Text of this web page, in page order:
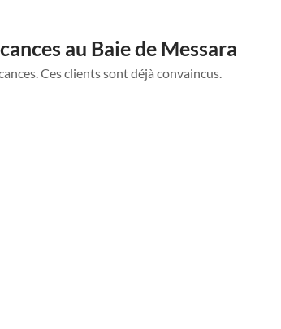
au Baie de Messara
Ces clients sont déjà convaincus.